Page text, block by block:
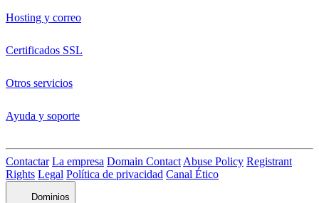
Hosting y correo
Certificados SSL
Otros servicios
Ayuda y soporte
Contactar La empresa Domain Contact Abuse Policy Registrant
Rights Legal Política de privacidad Canal Ético
Dominios